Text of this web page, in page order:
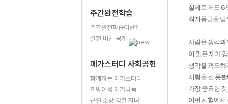
주간완전학습
주간완전학습이란?
실천 비법 공개
메가스터디 사회공헌
함께하는 메가스터디
희망이룸 메가나눔
군인·소방·경찰 자녀
실제로 저도 6
최저등급을
사람은 생각과
이 말은 제가
생각을 과도하
시험을 잘 못
가장 중요한
이번 시험에서